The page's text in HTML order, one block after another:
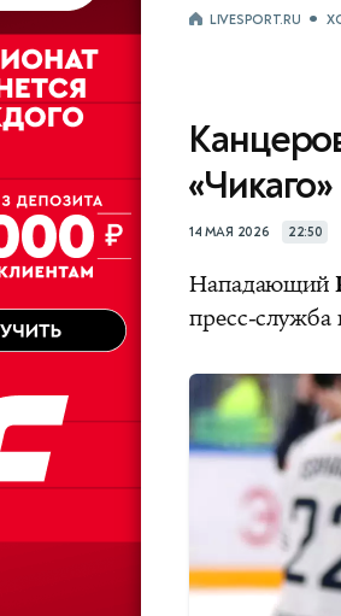
LIVESPORT.RU
«Чикаго»
14 МАЯ 2026 22:50
Нападающий
пресс-служба